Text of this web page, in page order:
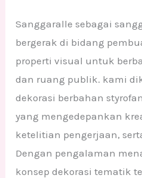
Sanggaralle sebagai
bergerak di bidang
properti visual untuk
dan ruang publik. kami
dekorasi berbahan
yang mengedepankan
ketelitian pengerjaan,
Dengan pengalaman
konsep dekorasi tematik